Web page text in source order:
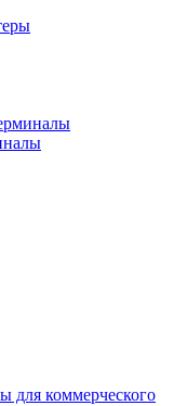
для коммерческого